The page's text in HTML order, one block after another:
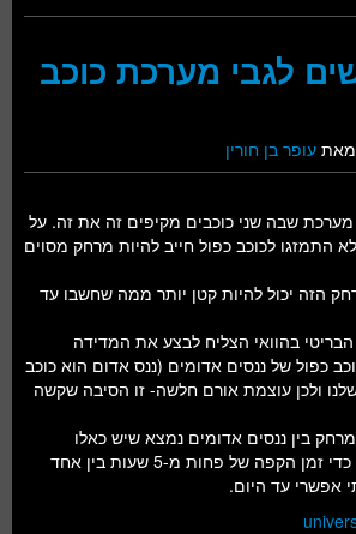
הארץ
לגבי מערכת כוכב
מאת עופר בן חורין
שבה שני כוכבים מקיפים זה את זה. על
התמזגו לכוכב כפול חייב להיות מרחק מסוים
הזה יכול להיות קטן יותר ממה שחשבו עד
בהוואי הצליח לבצע את המדידה
כפול של ננסים אדומים (ננס אדום הוא כוכב
ולכן עוצמת אורם חלשה- זו הסיבה שקשה
בין ננסים אדומים נמצא שיש כאלו
שקרובים אחד לשני עד כדי זמן הקפה של פחות מ-5 שעות בין אחד
אפשרי עד היום.